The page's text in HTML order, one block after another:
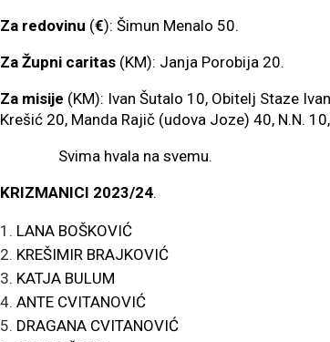
Za redovinu (€): Šimun Menalo 50.
Za Župni caritas (KM): Janja Porobija 20.
Za misije (KM): Ivan Šutalo 10, Obitelj Staze
Krešić 20, Manda Rajič (udova Joze) 40, N.N.
Svima hvala na svemu.
KRIZMANICI 2023/24.
LANA BOŠKOVIĆ
KREŠIMIR BRAJKOVIĆ
KATJA BULUM
ANTE CVITANOVIĆ
DRAGANA CVITANOVIĆ